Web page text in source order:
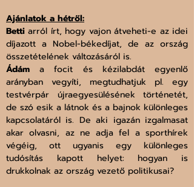
Ajánlatok a hétről:
Betti arról írt, hogy vajon átveheti-e az idei
díjazott a Nobel-békedíjat, de az ország
összetételének változásáról is.
Ádám a focit és kézilabdát egyenlő
arányban vegyíti, megtudhatjuk pl. egy
testvérpár újraegyesülésének történetét,
de szó esik a látnok és a bajnok különleges
kapcsolatáról is. De aki igazán izgalmasat
akar olvasni, az ne adja fel a sporthírek
végéig, ott ugyanis egy különleges
tudósítás kapott helyet: hogyan is
drukkolnak az ország vezető politikusai?